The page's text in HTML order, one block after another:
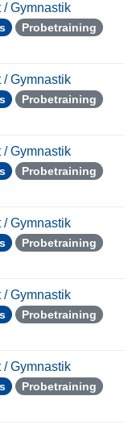
/ Gymnastik
Probetraining
/ Gymnastik
Probetraining
/ Gymnastik
Probetraining
/ Gymnastik
Probetraining
/ Gymnastik
Probetraining
/ Gymnastik
Probetraining